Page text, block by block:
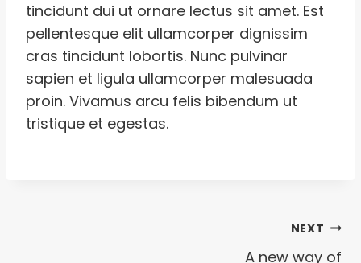
tincidunt dui ut ornare lectus sit amet. Est
pellentesque elit ullamcorper dignissim
cras tincidunt lobortis. Nunc pulvinar
sapien et ligula ullamcorper malesuada
proin. Vivamus arcu felis bibendum ut
tristique et egestas.
NEXT
A new way of